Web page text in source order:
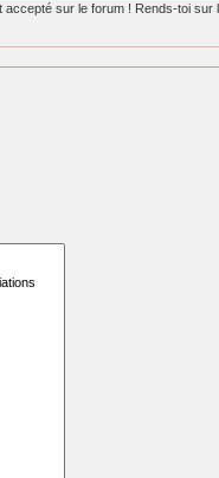
sur le forum ! Rends-toi sur